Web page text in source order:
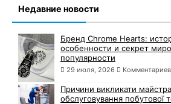
Недавние новости
Бренд Chrome Hearts:
особенности и секрет
популярности
29 июля, 2026
Причини викликати
обслуговування побутової